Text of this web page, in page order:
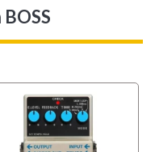
BOSS